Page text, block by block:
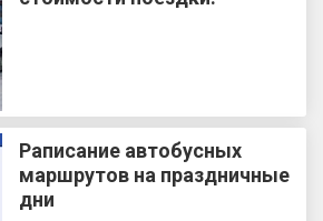
Раписание автобусных
маршрутов на праздничные
дни